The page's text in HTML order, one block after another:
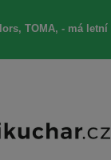
TOMA, -má letní